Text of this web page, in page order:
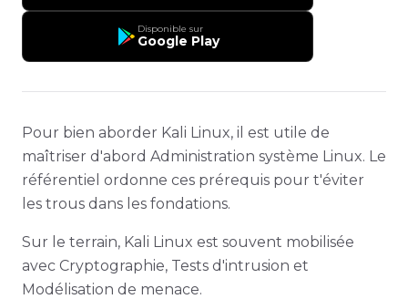
Disponible sur
Google Play
Pour bien aborder Kali Linux, il est utile de
maîtriser d'abord Administration système Linux. Le
référentiel ordonne ces prérequis pour t'éviter
les trous dans les fondations.
Sur le terrain, Kali Linux est souvent mobilisée
avec Cryptographie, Tests d'intrusion et
Modélisation de menace.